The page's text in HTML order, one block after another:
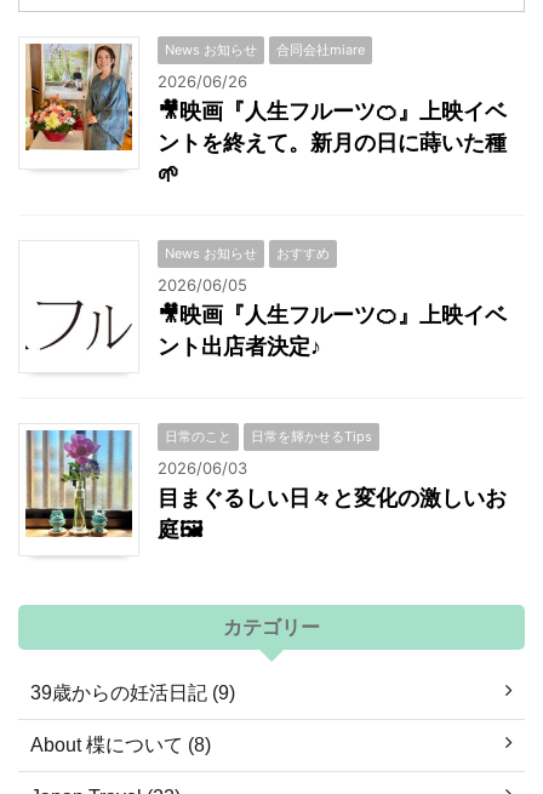
News お知らせ 合同会社miare
2026/06/26
🎥映画『人生フルーツ🍊』上映イベ
ントを終えて。新月の日に蒔いた種
🌱
News お知らせ おすすめ
2026/06/05
🎥映画『人生フルーツ🍊』上映イベ
ント出店者決定♪
日常のこと 日常を輝かせるTips
2026/06/03
目まぐるしい日々と変化の激しいお
庭🖼
カテゴリー
39歳からの妊活日記 (9)
About 楪について (8)